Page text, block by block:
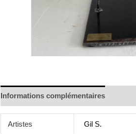
Informations complémentaires
Artistes Gil S.